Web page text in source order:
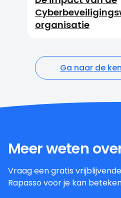
organisatie
Ga naar de
Meer weten
Vraag een gratis
Rapasso voor je kan